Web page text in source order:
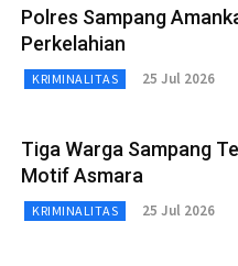
Polres Sampang
Perkelahian
KRIMINALITAS 25 Jul 2026
Tiga Warga Sampang
Motif Asmara
KRIMINALITAS 25 Jul 2026